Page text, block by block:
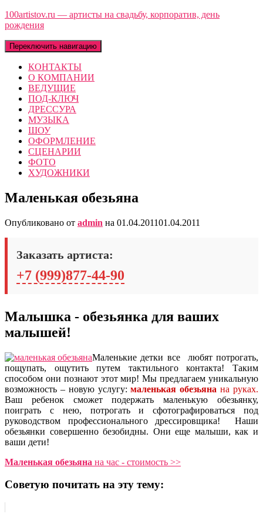
100artistov.ru — артисты на свадьбу, корпоратив, день
рождения
Переключить навигацию
КОНТАКТЫ
О КОМПАНИИ
ВЕДУЩИЕ
ПОД-КЛЮЧ
ДРЕССУРА
МУЗЫКА
ШОУ
ОФОРМЛЕНИЕ
СЦЕНАРИИ
ФОТО
ХУДОЖНИКИ
Маленькая обезьяна
Опубликовано от admin на 01.04.201101.04.2011
Заказать артиста:
+7 (999)877-44-90
Малышка - обезьянка для ваших
малышей!
Маленькие детки все любят потрогать,
пощупать, ощутить путем тактильного контакта! Таким
способом они познают этот мир! Мы предлагаем уникальную
возможность – новую услугу:маленькая обезьяна на руках.
Ваш ребенок сможет подержать маленькую обезьянку,
поиграть с нею, потрогать и сфотографироваться под
руководством профессионального дрессировщика! Наши
обезьянки совершенно безобидны. Они еще малыши, как и
ваши дети!
Маленькая обезьяна на час - стоимость >>
Советую почитать на эту тему: